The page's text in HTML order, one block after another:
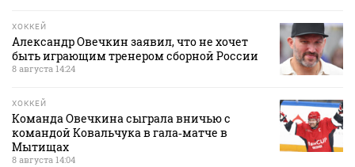
ХОККЕЙ
Александр Овечкин заявил, что не хочет
быть играющим тренером сборной России
8 августа 14:24
ХОККЕЙ
Команда Овечкина сыграла вничью с
командой Ковальчука в гала‑матче в
Мытищах
8 августа 14:04